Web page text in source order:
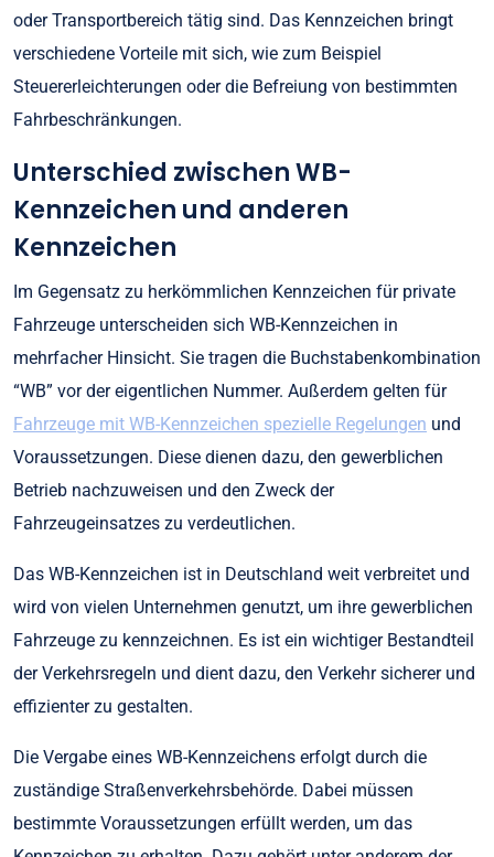
oder Transportbereich tätig sind. Das Kennzeichen bringt
verschiedene Vorteile mit sich, wie zum Beispiel
Steuererleichterungen oder die Befreiung von bestimmten
Fahrbeschränkungen.
Unterschied zwischen WB-
Kennzeichen und anderen
Kennzeichen
Im Gegensatz zu herkömmlichen Kennzeichen für private
Fahrzeuge unterscheiden sich WB-Kennzeichen in
mehrfacher Hinsicht. Sie tragen die Buchstabenkombination
“WB” vor der eigentlichen Nummer. Außerdem gelten für
Fahrzeuge mit WB-Kennzeichen spezielle Regelungen und
Voraussetzungen. Diese dienen dazu, den gewerblichen
Betrieb nachzuweisen und den Zweck der
Fahrzeugeinsatzes zu verdeutlichen.
Das WB-Kennzeichen ist in Deutschland weit verbreitet und
wird von vielen Unternehmen genutzt, um ihre gewerblichen
Fahrzeuge zu kennzeichnen. Es ist ein wichtiger Bestandteil
der Verkehrsregeln und dient dazu, den Verkehr sicherer und
effizienter zu gestalten.
Die Vergabe eines WB-Kennzeichens erfolgt durch die
zuständige Straßenverkehrsbehörde. Dabei müssen
bestimmte Voraussetzungen erfüllt werden, um das